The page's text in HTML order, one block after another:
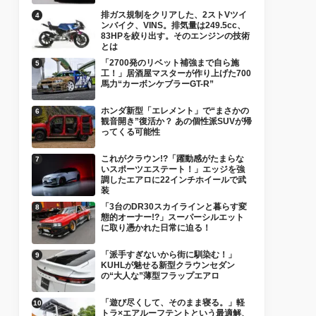
排ガス規制をクリアした、2ストVツイ
ンバイク、VINS。排気量は249.5cc、
83HPを絞り出す。そのエンジンの技術
とは
「2700発のリベット補強まで自ら施
工！」居酒屋マスターが作り上げた700
馬力“カーボンケブラーGT-R”
ホンダ新型「エレメント」で“まさかの
観音開き”復活か？ あの個性派SUVが帰
ってくる可能性
これがクラウン!?「躍動感がたまらな
いスポーツエステート！」エッジを強
調したエアロに22インチホイールで武
装
「3台のDR30スカイラインと暮らす変
態的オーナー!?」スーパーシルエット
に取り憑かれた日常に迫る！
「派手すぎないから街に馴染む！」
KUHLが魅せる新型クラウンセダン
の“大人な”薄型フラップエアロ
「遊び尽くして、そのまま寝る。」軽
トラ×エアルーフテントという最適解、